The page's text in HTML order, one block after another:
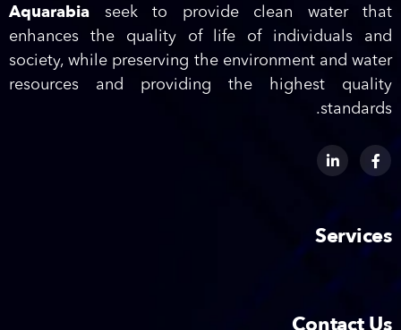
Aquarabia seek to provide clean water that
enhances the quality of life of individuals and
society, while preserving the environment and water
resources and providing the highest quality
standards.
Services